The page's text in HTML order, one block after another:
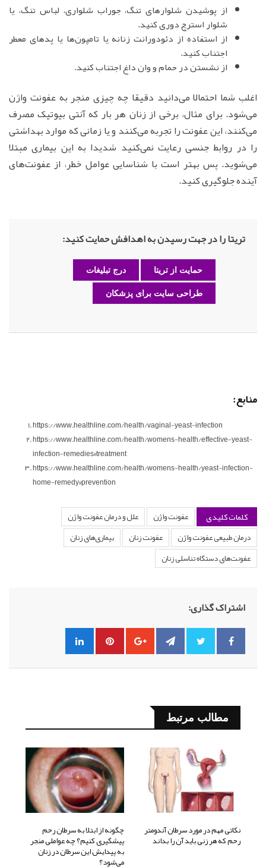
از پوشیدن شلوارهای تنگ، جوراب شلواری، لباس تنگ، یا
شلوار استرچ دوری کنید.
از استفاده از دئودورانت زنانه یا تامپون‌ها یا پدهای معطر
اجتناب کنید.
از نشستن در حمام و وان داغ اجتناب کنید.
اغلب شما احتمالا می‌دانید دقیقا چه چیزی منجر به عفونت واژن
می‌شود. برای مثال، برخی از زنان هر بار که آنتی بیوتیک مصرف
می‌کنند، این عفونت را تجربه می‌کنند و یا زمانی که موارد بهداشتی
را در روابط جنسی رعایت نمی‌کنید شدیدا به این بیماری مبتلا
می‌شوید. پس بهتر است با شناسایی عوامل خطر، از عفونت‌های
آینده جلوگیری کنید.
تریتا را در جهت رسیدن به اهدافش حمایت کنید:
حمایت از تریتا درج تبلیغات
طراحی سایت برای پزشکان
منابع:
https://www.healthline.com/health/vaginal-yeast-infection
https://www.healthline.com/health/womens-health/effective-yeast-
infection-remedies#treatment
https://www.healthline.com/health/womens-health/yeast-infection-
home-remedy#prevention
کلمات کلیدی عفونت واژن
علل و درمان عفونت واژن
درمان طبیعی عفونت واژن
عفونت زنان
بیماری‌های زنان
عفونت‌های دستگاه تناسلی زنان
اشتراک گذاری:
مطالب مرتبط
نکاتی مهم در مورد سرطان آندومتر
رحم که هر زنی باید آن را بداند
چگونه از ابتلا به سرطان رحم
پیشگیری کنیم؟ چه عواملی منجر
به پیدایش این سرطان در زنان
می‌شود؟